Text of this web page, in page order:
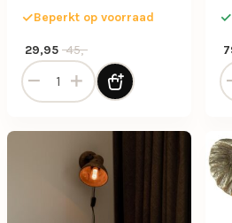
Beperkt op voorraad
45,-
Oorspronkelijke prijs was: 45,-.
29,95
Huidige prijs is: 29,95.
LED Wandlamp Crown - Zwart